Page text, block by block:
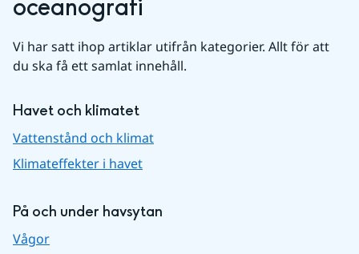
oceanografi
Vi har satt ihop artiklar utifrån kategorier. Allt för att
du ska få ett samlat innehåll.
Havet och klimatet
Vattenstånd och klimat
Klimateffekter i havet
På och under havsytan
Vågor